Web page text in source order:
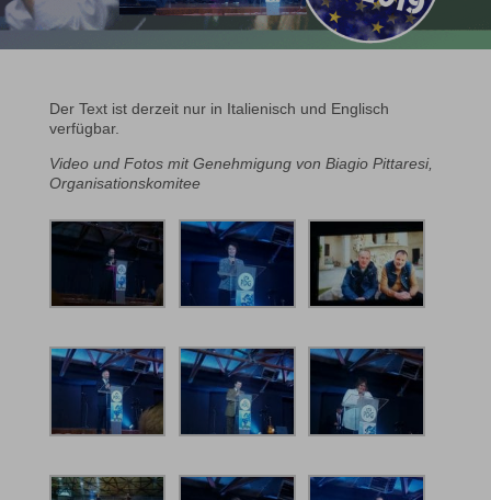
Der Text ist derzeit nur in Italienisch und Englisch
verfügbar.
Video und Fotos mit Genehmigung von Biagio Pittaresi,
Organisationskomitee